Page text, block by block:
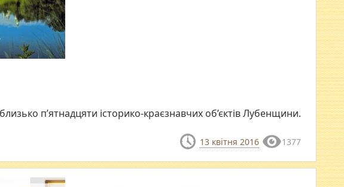
п’ятнадцяти історико-краєзнавчих об’єктів Лубенщини.
13 квітня 2016 1377